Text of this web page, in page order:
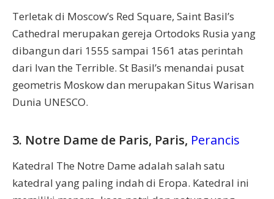
Terletak di Moscow’s Red Square, Saint Basil’s
Cathedral merupakan gereja Ortodoks Rusia yang
dibangun dari 1555 sampai 1561 atas perintah
dari Ivan the Terrible. St Basil’s menandai pusat
geometris Moskow dan merupakan Situs Warisan
Dunia UNESCO.
3. Notre Dame de Paris, Paris, Perancis
Katedral The Notre Dame adalah salah satu
katedral yang paling indah di Eropa. Katedral ini